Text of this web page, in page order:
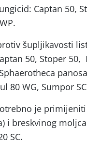
Captan 50,
šupljikavosti
50, Stoper 50,
80 WG, Sumpor
je
i breskvinog
SC.